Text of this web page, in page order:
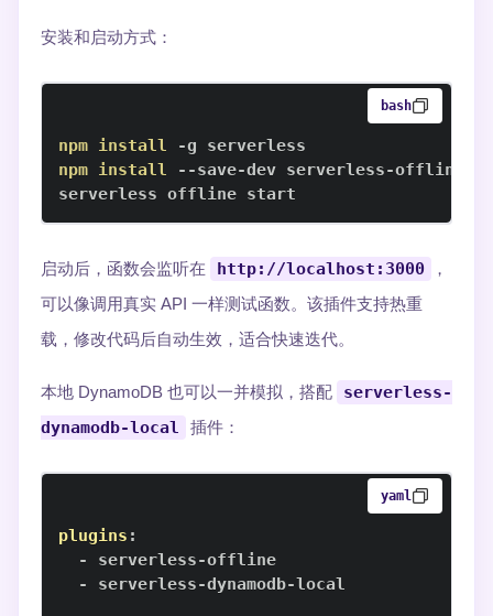
安装和启动方式：
bash
npm install
npm install
serverless offline start
启动后，函数会监听在 http://localhost:3000
，
可以像调用真实 API 一样测试函数。该插件支持热重
载，修改代码后自动生效，适合快速迭代。
本地 DynamoDB 也可以一并模拟，搭配
serverless-
dynamodb-local
插件：
yaml
plugins :
-
serverless-
-
serverless-dynamodb-